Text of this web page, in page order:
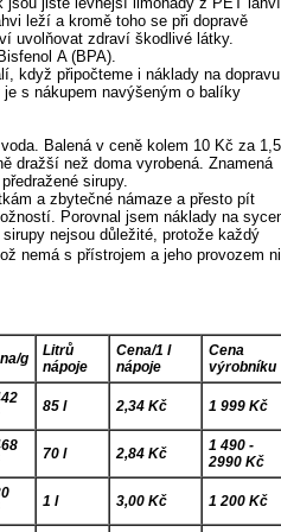
leží a kromě toho se při dopravě
uvolňovat zdraví škodlivé látky.
A (BPA).
když připočteme i náklady na dopravu
s nákupem navýšeným o balíky
Balená v ceně kolem 10 Kč za
dražší než doma vyrobená. Znamená
sirupy.
a zbytečné námaze a přesto pít
Porovnal jsem náklady na
sirupy nejsou důležité, protože každý
nemá s přístrojem a jeho provozem
g
Litrů
nápoje
Cena/1 l
nápoje
Cena
výrobníku
85 l 2,34 Kč 1 999 Kč
70 l 2,84 Kč
1 490 -
2990 Kč
1 l 3,00 Kč 1 200 Kč